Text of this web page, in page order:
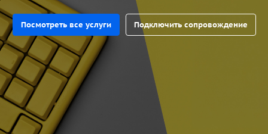
Посмотреть все услуги Подключить сопровождение